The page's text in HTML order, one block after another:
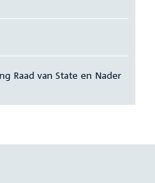
Raad van State en Nader